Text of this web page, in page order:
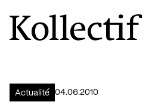
Aller à la page d'accueil
Logo Kollectif
Actualité 04.06.2010